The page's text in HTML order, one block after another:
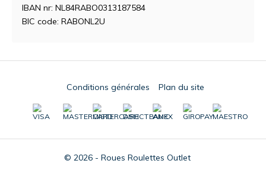
IBAN nr: NL84RABO0313187584
BIC code: RABONL2U
© 2026 - Roues Roulettes Outlet
Conditions générales Plan du site